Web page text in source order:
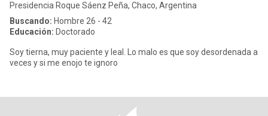
Presidencia Roque Sáenz Peña, Chaco, Argentina
Buscando: Hombre 26 - 42
Educación: Doctorado
Soy tierna, muy paciente y leal. Lo malo es que soy desordenada a
veces y si me enojo te ignoro